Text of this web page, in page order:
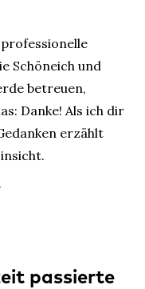
Schöneich und
betreuen,
Danke! Als ich dir
erzählt
passierte